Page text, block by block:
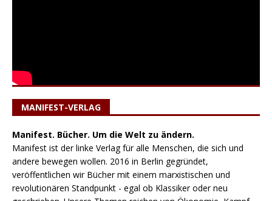
MANIFEST-VERLAG
Manifest. Bücher. Um die Welt zu ändern.
Manifest ist der linke Verlag für alle Menschen, die sich und
andere bewegen wollen. 2016 in Berlin gegründet,
veröffentlichen wir Bücher mit einem marxistischen und
revolutionären Standpunkt - egal ob Klassiker oder neu